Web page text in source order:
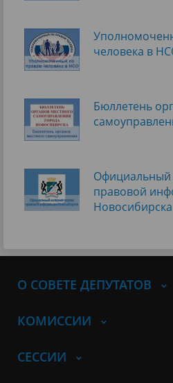
человека в
Бюллетень
Официальный
правовой
Новосибирска
О СОВЕТЕ ДЕПУТАТОВ
КОМИССИИ
СЕССИИ